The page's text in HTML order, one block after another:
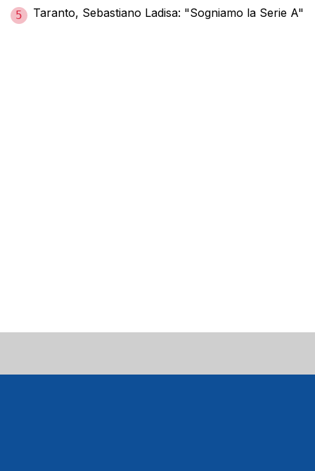
5 Taranto, Sebastiano Ladisa: "Sogniamo la Serie A"